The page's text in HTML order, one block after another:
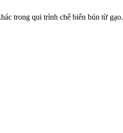
trong qui trình chế biến bún từ gạo.